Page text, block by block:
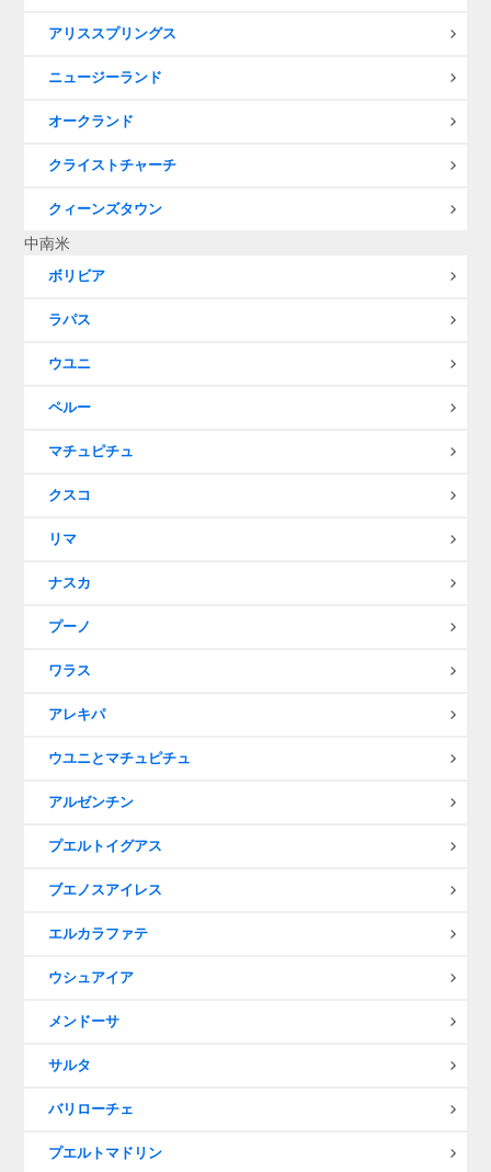
アリススプリングス
ニュージーランド
オークランド
クライストチャーチ
クィーンズタウン
中南米
ボリビア
ラパス
ウユニ
ペルー
マチュピチュ
クスコ
リマ
ナスカ
プーノ
ワラス
アレキパ
ウユニとマチュピチュ
アルゼンチン
プエルトイグアス
ブエノスアイレス
エルカラファテ
ウシュアイア
メンドーサ
サルタ
バリローチェ
プエルトマドリン